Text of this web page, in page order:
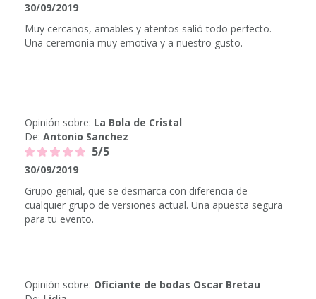
30/09/2019
Muy cercanos, amables y atentos salió todo perfecto.
Una ceremonia muy emotiva y a nuestro gusto.
Opinión sobre: La Bola de Cristal
De: Antonio Sanchez
5/5
30/09/2019
Grupo genial, que se desmarca con diferencia de
cualquier grupo de versiones actual. Una apuesta segura
para tu evento.
Opinión sobre: Oficiante de bodas Oscar Bretau